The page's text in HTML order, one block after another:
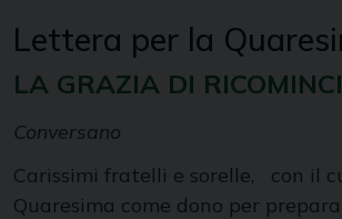
Lettera per la
LA GRAZIA DI
Conversano
Carissimi fratelli e sorelle, con il
Quaresima come dono per